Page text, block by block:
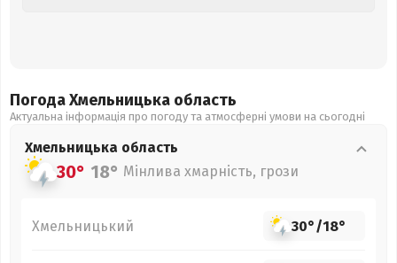
Погода Хмельницька область
Актуальна інформація про погоду та атмосферні умови на сьогодні
Хмельницька область
30° 18° Мінлива хмарність, грози
Хмельницький 30°/18°